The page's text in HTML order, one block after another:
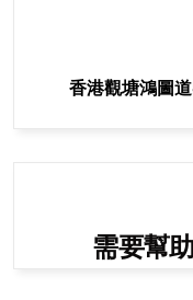
香港觀塘鴻圖
需要幫